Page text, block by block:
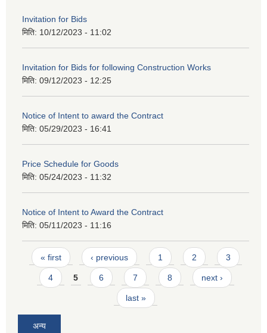
Invitation for Bids
मिति: 10/12/2023 - 11:02
Invitation for Bids for following Construction Works
मिति: 09/12/2023 - 12:25
Notice of Intent to award the Contract
मिति: 05/29/2023 - 16:41
Price Schedule for Goods
मिति: 05/24/2023 - 11:32
Notice of Intent to Award the Contract
मिति: 05/11/2023 - 11:16
Pages
« first ‹ previous 1 2 3
4 5 6 7 8 next ›
last »
अन्य